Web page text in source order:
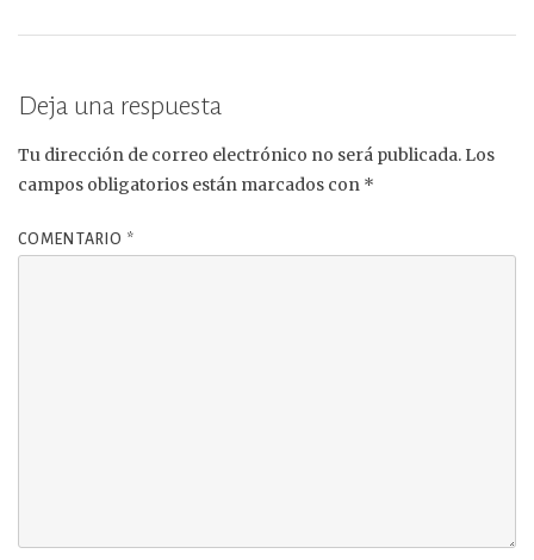
Deja una respuesta
Tu dirección de correo electrónico no será publicada. Los
campos obligatorios están marcados con *
COMENTARIO *